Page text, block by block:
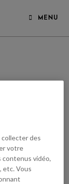
MENU
collecter des
votre
contenus vidéo,
etc. Vous